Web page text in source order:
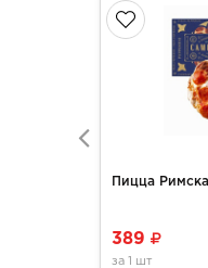
389
за 1 шт